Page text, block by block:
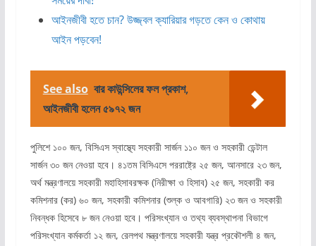
আইনজীবী হতে চান? উজ্জ্বল ক্যারিয়ার গড়তে কেন ও কোথায়
আইন পড়বেন!
See also বার কাউন্সিলের ফল প্রকাশ,
আইনজীবী হলেন ৫৯৭২ জন
পুলিশে ১০০ জন, বিসিএস স্বাস্থ্যে সহকারী সার্জন ১১০ জন ও সহকারী ডেন্টাল
সার্জন ৩০ জন নেওয়া হবে। ৪১তম বিসিএসে পররাষ্ট্রে ২৫ জন, আনসারে ২৩ জন,
অর্থ মন্ত্রণালয়ে সহকারী মহাহিসাবরক্ষক (নিরীক্ষা ও হিসাব) ২৫ জন, সহকারী কর
কমিশনার (কর) ৬০ জন, সহকারী কমিশনার (শুল্ক ও আবগারি) ২৩ জন ও সহকারী
নিবন্ধক হিসেবে ৮ জন নেওয়া হবে। পরিসংখ্যান ও তথ্য ব্যবস্থাপনা বিভাগে
পরিসংখ্যান কর্মকর্তা ১২ জন, রেলপথ মন্ত্রণালয়ে সহকারী যন্ত্র প্রকৌশলী ৪ জন,